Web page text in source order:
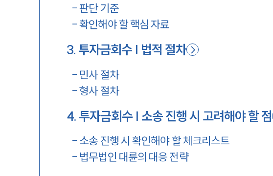
- 판단 기준
-확인해야 할 핵심 자료
3. 투자금회수 | 법적 절차
- 민사 절차
-형사 절차
4. 투자금회수 | 소송 진행 시 고려해야 할 점
- 소송 진행 시 확인해야 할 체크리스트
- 법무법인 대륜의 대응 전략